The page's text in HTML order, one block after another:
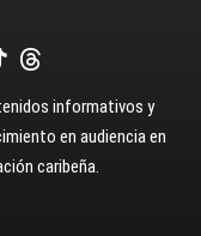
informativos y
en audiencia en
caribeña.